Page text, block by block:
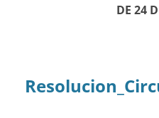
DE 24